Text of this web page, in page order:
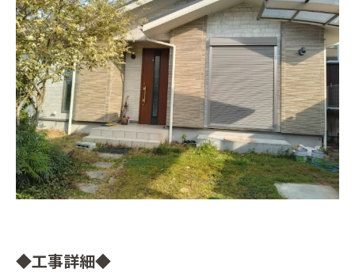
◆工事詳細◆